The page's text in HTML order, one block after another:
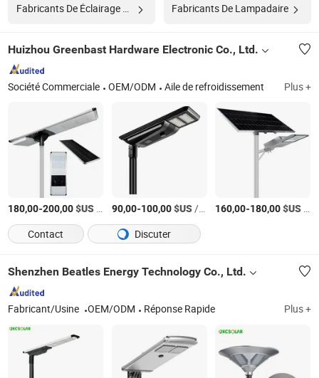
Fabricants De Lampadaire
Huizhou Greenbast Hardware Electronic Co., Ltd.
Société Commerciale OEM/ODM Aile de refroidissement Plus +
180,00-200,00$US 90,00-100,00$US/Pièce 160,00-180,00$US
Contact
Discuter
Shenzhen Beatles Energy Technology Co., Ltd.
Fabricant/Usine OEM/ODM Réponse Rapide Plus +